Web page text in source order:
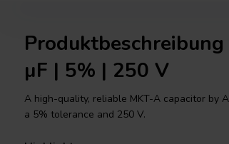
µF | 5% | 250 V
A high-quality, reliable MKT-A capacitor by
a 5% tolerance and 250 V.